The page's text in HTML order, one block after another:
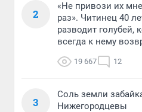
2
«Не привози их
раз». Читинец 40
разводит голубей,
всегда к нему
19 667 12
3
Соль земли
Нижегородцевы